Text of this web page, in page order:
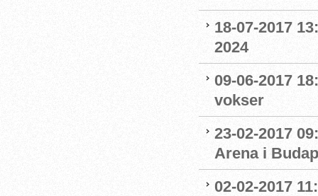
18-07-2017
2024
09-06-2017
vokser
23-02-2017
Arena i
02-02-2017